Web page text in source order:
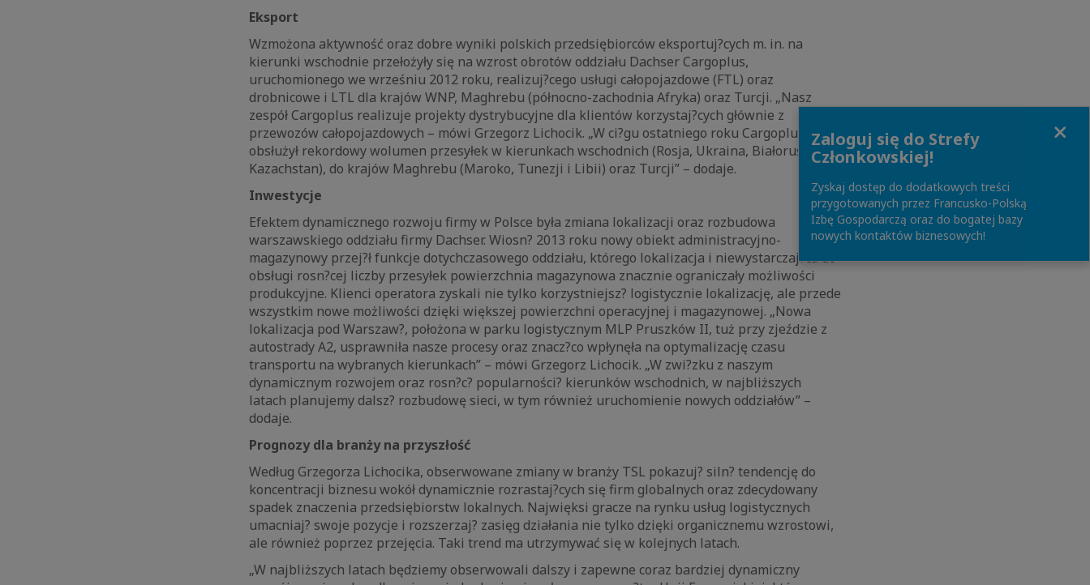
Eksport
Wzmożona aktywność oraz dobre wyniki polskich przedsiębiorców eksportuj?cych m. in. na
kierunki wschodnie przełożyły się na wzrost obrotów oddziału Dachser Cargoplus,
uruchomionego we wrześniu 2012 roku, realizuj?cego usługi całopojazdowe (FTL) oraz
drobnicowe i LTL dla krajów WNP, Maghrebu (północno-zachodnia Afryka) oraz Turcji. „Nasz
zespół Cargoplus realizuje projekty dystrybucyjne dla klientów korzystaj?cych głównie z
przewozów całopojazdowych – mówi Grzegorz Lichocik. „W ci?gu ostatniego roku Cargoplus
obsłużył rekordowy wolumen przesyłek w kierunkach wschodnich (Rosja, Ukraina, Białoruś,
Kazachstan), do krajów Maghrebu (Maroko, Tunezji i Libii) oraz Turcji” – dodaje.
Inwestycje
Efektem dynamicznego rozwoju firmy w Polsce była zmiana lokalizacji oraz rozbudowa
warszawskiego oddziału firmy Dachser. Wiosn? 2013 roku nowy obiekt administracyjno-
magazynowy przej?ł funkcje dotychczasowego oddziału, którego lokalizacja i niewystarczaj?ca do
obsługi rosn?cej liczby przesyłek powierzchnia magazynowa znacznie ograniczały możliwości
produkcyjne. Klienci operatora zyskali nie tylko korzystniejsz? logistycznie lokalizację, ale przede
wszystkim nowe możliwości dzięki większej powierzchni operacyjnej i magazynowej. „Nowa
lokalizacja pod Warszaw?, położona w parku logistycznym MLP Pruszków II, tuż przy zjeździe z
autostrady A2, usprawniła nasze procesy oraz znacz?co wpłynęła na optymalizację czasu
transportu na wybranych kierunkach” – mówi Grzegorz Lichocik. „W zwi?zku z naszym
dynamicznym rozwojem oraz rosn?c? popularności? kierunków wschodnich, w najbliższych
latach planujemy dalsz? rozbudowę sieci, w tym również uruchomienie nowych oddziałów” –
dodaje.
Prognozy dla branży na przyszłość
Według Grzegorza Lichocika, obserwowane zmiany w branży TSL pokazuj? siln? tendencję do
koncentracji biznesu wokół dynamicznie rozrastaj?cych się firm globalnych oraz zdecydowany
spadek znaczenia przedsiębiorstw lokalnych. Najwięksi gracze na rynku usług logistycznych
umacniaj? swoje pozycje i rozszerzaj? zasięg działania nie tylko dzięki organicznemu wzrostowi,
ale również poprzez przejęcia. Taki trend ma utrzymywać się w kolejnych latach.
„W najbliższych latach będziemy obserwowali dalszy i zapewne coraz bardziej dynamiczny
Zaloguj się do Strefy
Członkowskiej!
Zyskaj dostęp do dodatkowych treści
przygotowanych przez Francusko-Polską
Izbę Gospodarczą oraz do bogatej bazy
nowych kontaktów biznesowych!